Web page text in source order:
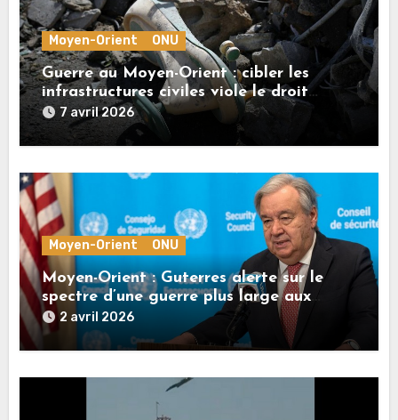
Moyen-Orient ONU
Guerre au Moyen-Orient : cibler les
infrastructures civiles viole le droit
international, rappelle Guterres
7 avril 2026
Moyen-Orient ONU
Moyen-Orient : Guterres alerte sur le
spectre d’une guerre plus large aux
conséquences mondiales
2 avril 2026